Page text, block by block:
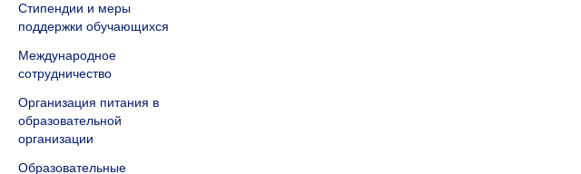
Стипендии и меры
поддержки обучающихся
Международное
сотрудничество
Организация питания в
образовательной
организации
Образовательные